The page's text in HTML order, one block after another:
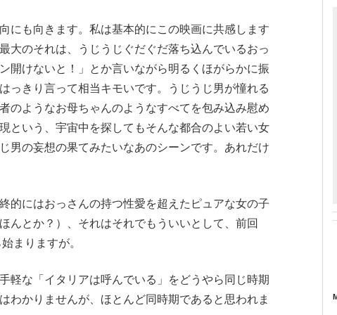
にも向きます。私は基本的にこの映画に共感します
大のそれは、うじうじぐだぐだ落ち込んでいるおっ
開けないと！」とか言いながら明るくほがらかに振
っきり言って相当キモいです。うじうじ男が憧れる
のようなお母ちゃんのようなすべてを包み込み慰め
という、宇宙中を探してもそんな都合のよい若い女
男の妄想の果てみたいなあのシーンです。あれだけ
的にはおっさんの持つ性愛を超えたピュアな女の子
んとか？）、それはそれでもういいとして、前回
まりますが。
軽な「イタリアは呼んでいる」をどうやら同じ時期
わかりませんが、ほとんど同時期であると思われま